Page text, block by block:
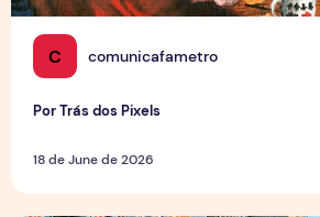
C comunicafametro
Por Trás dos Pixels
18 de June de 2026